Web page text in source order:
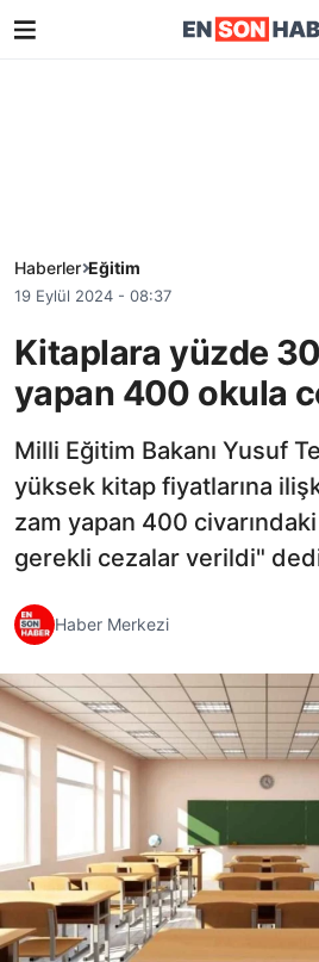
Haberler Eğitim
19 Eylül 2024 - 08:37
Kitaplara yüzde
yapan 400 okula
Milli Eğitim Bakanı Yusuf
yüksek kitap fiyatlarına
zam yapan 400
gerekli cezalar verildi"
Haber Merkezi